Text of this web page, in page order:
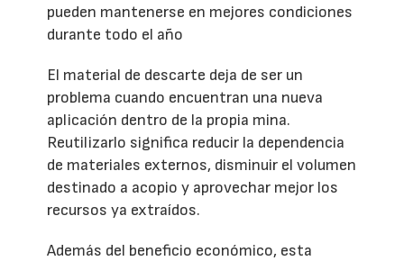
pueden mantenerse en mejores condiciones
durante todo el año
El material de descarte deja de ser un
problema cuando encuentran una nueva
aplicación dentro de la propia mina.
Reutilizarlo significa reducir la dependencia
de materiales externos, disminuir el volumen
destinado a acopio y aprovechar mejor los
recursos ya extraídos.
Además del beneficio económico, esta